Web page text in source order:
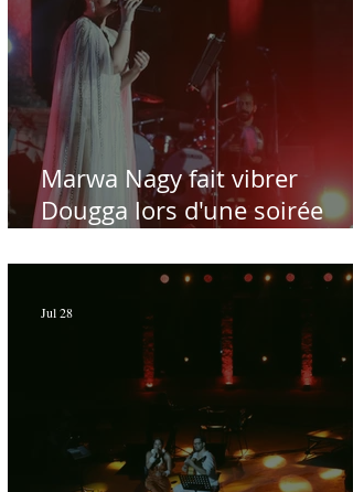
Marwa Nagy fait vibrer
Dougga lors d'une soirée
Hamdi - Par Sofien Manaï
Jul 28